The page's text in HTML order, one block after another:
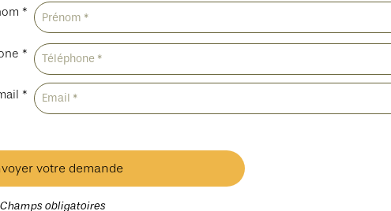
*
*
*
obligatoires